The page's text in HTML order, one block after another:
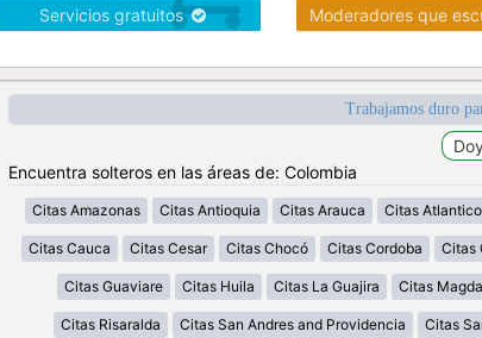
Servicios gratuitos Moderadores que
Trabajamos duro
Encuentra solteros en las áreas de: Colombia
Citas Amazonas Citas Antioquia Citas Arauca Citas Atlantico
Citas Cauca Citas Cesar Citas Chocó Citas Cordoba Citas
Citas Guaviare Citas Huila Citas La Guajira Citas
Citas Risaralda Citas San Andres and Providencia Citas